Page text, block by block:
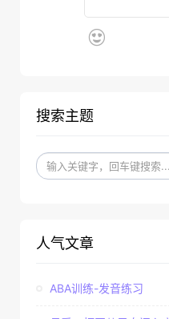
搜索主题
人气文章
ABA训练-发音练习